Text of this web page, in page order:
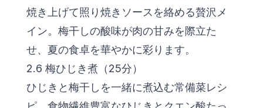
焼き上げて照り焼きソースを絡める贅沢メ
イン。梅干しの酸味が肉の甘みを際立た
せ、夏の食卓を華やかに彩ります。
2.6 梅ひじき煮（25分）
ひじきと梅干しを一緒に煮込む常備菜レシ